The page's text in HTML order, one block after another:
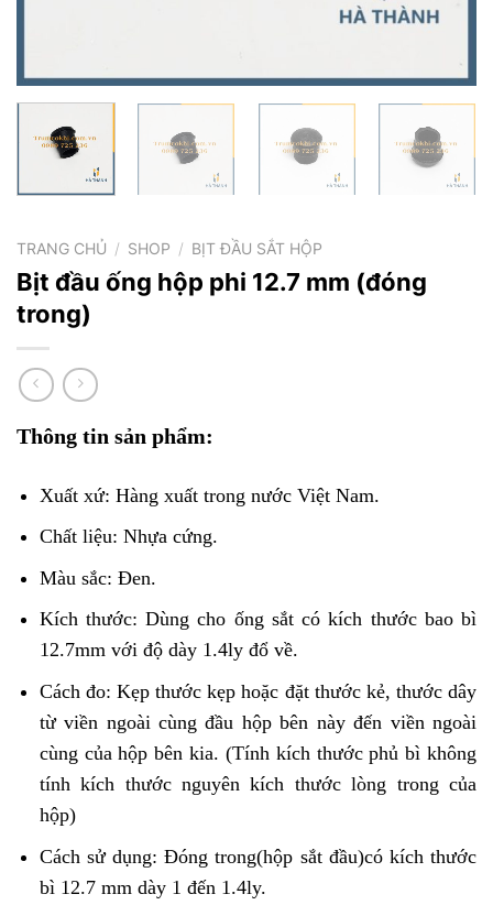
TRANG CHỦ / SHOP / BỊT ĐẦU SẮT HỘP
Bịt đầu ống hộp phi 12.7 mm (đóng
trong)
Thông tin sản phẩm:
Xuất xứ: Hàng xuất trong nước Việt Nam.
Chất liệu: Nhựa cứng.
Màu sắc: Đen.
Kích thước: Dùng cho ống sắt có kích thước bao bì
12.7mm với độ dày 1.4ly đổ về.
Cách đo: Kẹp thước kẹp hoặc đặt thước kẻ, thước dây
từ viền ngoài cùng đầu hộp bên này đến viền ngoài
cùng của hộp bên kia. (Tính kích thước phủ bì không
tính kích thước nguyên kích thước lòng trong của
hộp)
Cách sử dụng: Đóng trong(hộp sắt đầu)có kích thước
bì 12.7 mm dày 1 đến 1.4ly.